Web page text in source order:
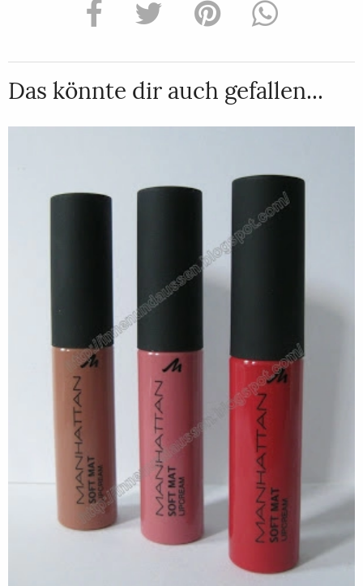
Das könnte dir auch gefallen...